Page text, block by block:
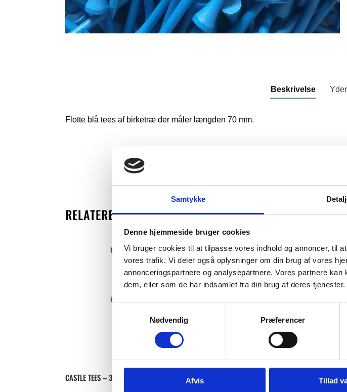
Samtykke
Denne hjemmeside bruger cookies
Vi bruger cookies til at tilpasse vores indhold og annoncer, til
vores trafik. Vi deler også oplysninger om din brug af vores
annonceringspartnere og analysepartnere. Vores partnere
dem, eller som de har indsamlet fra din brug af deres tjenester.
k
Nødvendig Præferencer
Afvis Tillad
Beskrivelse
Flotte blå tees af birketræ der måler længden 70 mm.
RELATEREDE VARER
CASTLE TEES – 37 MM (BLÅ)